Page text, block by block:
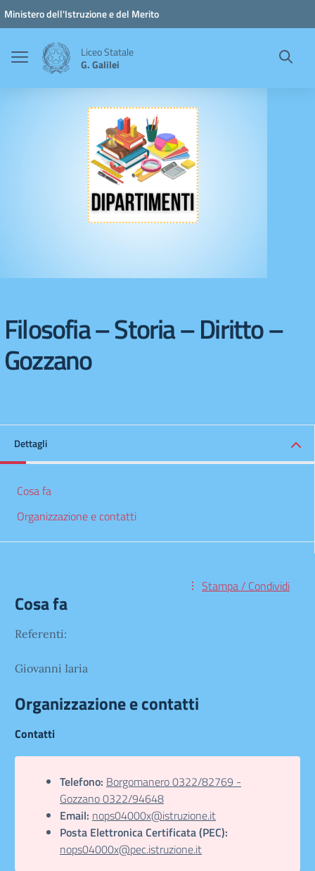
Vai ai contenuti
Vai al menu di navigazione
Vai al footer
Ministero dell'Istruzione e del Merito
Liceo Statale
G. Galilei
Filosofia – Storia – Diritto –
Gozzano
Dettagli
Cosa fa
Organizzazione e contatti
Stampa / Condividi
Cosa fa
Referenti:
Giovanni Iaria
Organizzazione e contatti
Contatti
Telefono: Borgomanero 0322/82769 -
Gozzano 0322/94648
Email: nops04000x@istruzione.it
Posta Elettronica Certificata (PEC):
nops04000x@pec.istruzione.it